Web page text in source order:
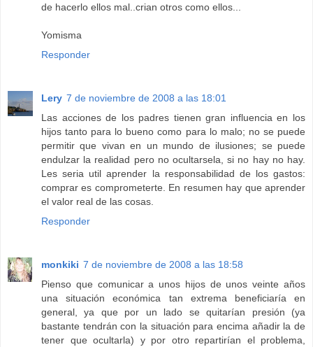
de hacerlo ellos mal..crian otros como ellos...
Yomisma
Responder
Lery 7 de noviembre de 2008 a las 18:01
Las acciones de los padres tienen gran influencia en los
hijos tanto para lo bueno como para lo malo; no se puede
permitir que vivan en un mundo de ilusiones; se puede
endulzar la realidad pero no ocultarsela, si no hay no hay.
Les seria util aprender la responsabilidad de los gastos:
comprar es comprometerte. En resumen hay que aprender
el valor real de las cosas.
Responder
monkiki 7 de noviembre de 2008 a las 18:58
Pienso que comunicar a unos hijos de unos veinte años
una situación económica tan extrema beneficiaría en
general, ya que por un lado se quitarían presión (ya
bastante tendrán con la situación para encima añadir la de
tener que ocultarla) y por otro repartirían el problema,